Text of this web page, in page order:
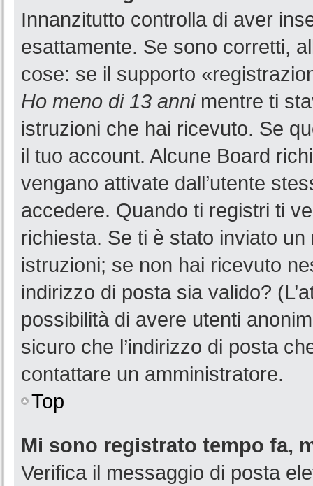
Innanzitutto controlla di aver
esattamente. Se sono corretti,
cose: se il supporto
Ho meno di 13 annimentre ti
istruzioni che hai ricevuto. Se
il tuo account. Alcune Board
vengano attivate dall’utente
accedere. Quando ti registri ti
richiesta. Se ti è stato inviato
istruzioni; se non hai ricevuto
indirizzo di posta sia valido?
possibilità di avere utenti
sicuro che l’indirizzo di posta
contattare un amministratore.
Top
Mi sono registrato tempo fa,
Verifica il messaggio di posta